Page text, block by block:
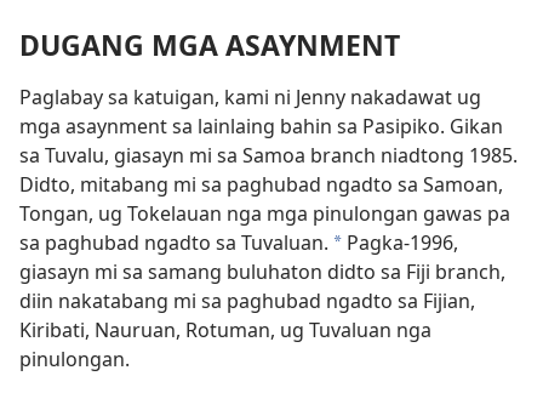
DUGANG MGA ASAYNMENT
Paglabay sa katuigan, kami ni Jenny nakadawat ug
mga asaynment sa lainlaing bahin sa Pasipiko. Gikan
sa Tuvalu, giasayn mi sa Samoa branch niadtong 1985.
Didto, mitabang mi sa paghubad ngadto sa Samoan,
Tongan, ug Tokelauan nga mga pinulongan gawas pa
sa paghubad ngadto sa Tuvaluan. * Pagka-1996,
giasayn mi sa samang buluhaton didto sa Fiji branch,
diin nakatabang mi sa paghubad ngadto sa Fijian,
Kiribati, Nauruan, Rotuman, ug Tuvaluan nga
pinulongan.